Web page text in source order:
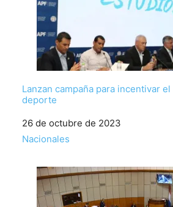
Lanzan campaña para incentivar
deporte
Fecha
26 de octubre de 2023
Respecto a
Nacionales